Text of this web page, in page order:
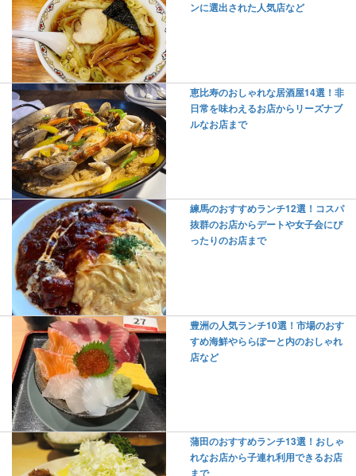
ンに選出された人気店など
恵比寿のおしゃれな居酒屋14選！非
日常を味わえるお店からリーズナブ
ルなお店まで
練馬のおすすめランチ12選！コスパ
抜群のお店からデートや女子会にぴ
ったりのお店まで
豊洲の人気ランチ10選！市場のおす
すめ海鮮やららぽーと内のおしゃれ
店など
蒲田のおすすめランチ13選！おしゃ
れなお店から子連れ利用できるお店
まで